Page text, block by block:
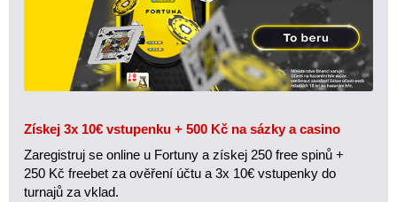
Získej 3x 10€ vstupenku + 500 Kč na sázky a casino
Zaregistruj se online u Fortuny a získej 250 free spinů +
250 Kč freebet za ověření účtu a 3x 10€ vstupenky do
turnajů za vklad.